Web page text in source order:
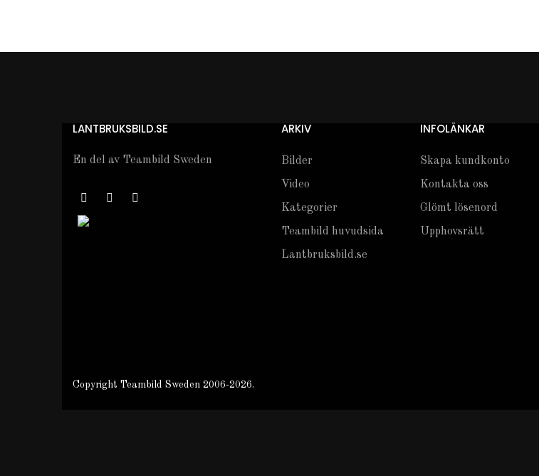
LANTBRUKSBILD.SE
En del av Teambild Sweden
ARKIV
Bilder
Video
Kategorier
Teambild huvudsida
Lantbruksbild.se
INFOLÄNKAR
Skapa kundkonto
Kontakta oss
Glömt lösenord
Upphovsrätt
Copyright Teambild Sweden 2006-2026.